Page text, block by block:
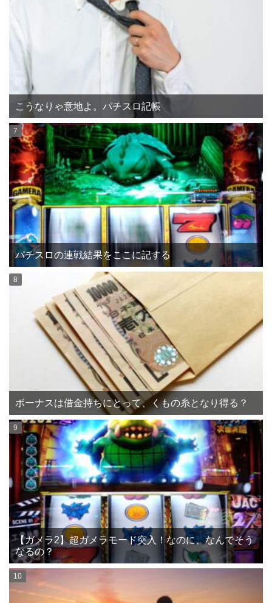
こうなりゃ意地よ。パチスロ記帳
パチスロの連戦結果をここに記する
ボーナスは借金持ちにとって、くもの糸となり得る？
【ガメラ2】超ガメラモード突入！なのに、なんでそう
なるの？